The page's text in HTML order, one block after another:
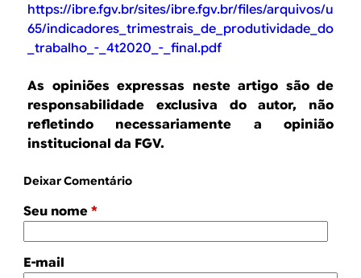
https://ibre.fgv.br/sites/ibre.fgv.br/files/arquivos/u
65/indicadores_trimestrais_de_produtividade_do
_trabalho_-_4t2020_-_final.pdf
As opiniões expressas neste artigo são de
responsabilidade exclusiva do autor, não
refletindo necessariamente a opinião
institucional da FGV.
Deixar Comentário
Seu nome *
E-mail